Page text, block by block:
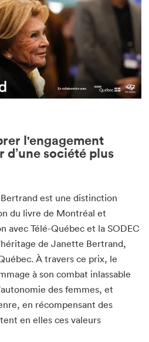
l'engagement
société plus
est une distinction
du livre de Montréal et
avec Télé-Québec et la SODEC
de Janette Bertrand,
À travers ce prix, le
à son combat inlassable
des femmes, et
en récompensant des
en elles ces valeurs